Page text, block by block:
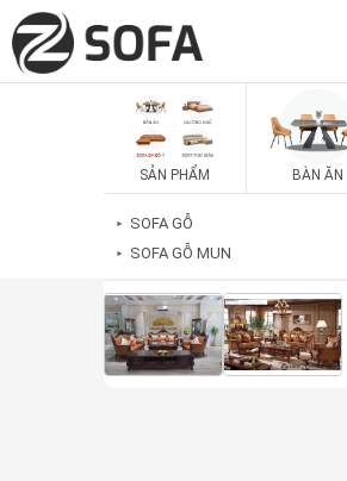
SẢN PHẨM BÀN ĂN
► SOFA GỖ
► SOFA GỖ MUN